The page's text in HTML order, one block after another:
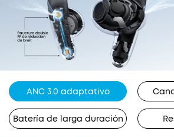
ANC 3.0 adaptativo
Batería de larga duración